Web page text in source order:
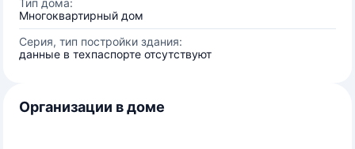
Тип дома:
Многоквартирный дом
Серия, тип постройки здания:
данные в техпаспорте отсутствуют
Организации в доме